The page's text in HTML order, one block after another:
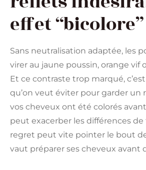
effet “bicolore”
Sans neutralisation adaptée, les
virer au jaune poussin, orange vif
Et ce contraste trop marqué,
qu’on veut éviter pour garder un
vos cheveux ont été colorés
peut exacerber les différences de
regret peut vite pointer le bout
vaut préparer ses cheveux avant